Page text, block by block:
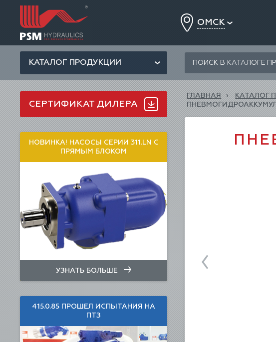
ОМСК
КАТАЛОГ ПРОДУКЦИИ
ГЛАВНАЯ КАТАЛОГ
СЕРТИФИКАТ ДИЛЕРА
НОВИНКА! НАСОСЫ СЕРИИ 311.LN С
ПРЯМЫМ БЛОКОМ
УЗНАТЬ БОЛЬШЕ
415.0.85 ПРОШЕЛ ИСПЫТАНИЯ НА
ПТЗ